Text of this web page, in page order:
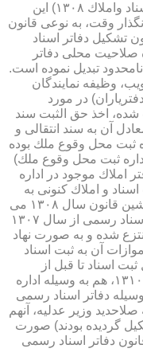
نحوه نگارش قانون مرقوم (قانون ثبت اسناد واملاك ۱۳۰۸) این
وقت، به نوعی قانون
را با قانون تشكیل دفاتر اسناد
و حوزه صلاحیت محلی دفاتر
تبدیل نموده است.
جدیدالتصویب، وظیفه نمایندگان
در مورد
شده، اخذ حق الثبت سند
آن به سند انتقالی و
ثبت محل وقوع ملك بوده
ثبت محل وقوع ملك)
املاك موجود در اداره
۱۳۱۰، قانون ثبت اسناد و املاك كنونی به
تصویب مجلس شورای ملی رسیده و جانشین قانون سال ۱۳۰۸ می
گردد و این در حالی است كه عملاً دفاتر اسناد رسمی از سال ۱۳۰۷
شده و به صورت نهاد
آن به ثبت اسناد
اسناد تا قبل از
تصویب قانون ثبت اسناد و املاك مصوب ۱۳۱۰، هم به وسیله اداره
دفاتر اسناد رسمی
۱ قانون سال ۱۳۰۷ بنا به صلاحدید وزیر عدلیه، آنهم
گردیده بودند) صورت
گیرد. (برداشت مفهومی از ماده ۱۱ قانون دفاتر اسناد رسمی